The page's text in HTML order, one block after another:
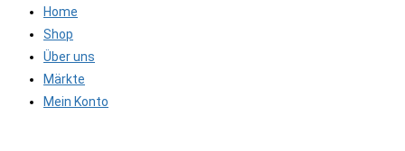
Home
Shop
Über uns
Märkte
Mein Konto